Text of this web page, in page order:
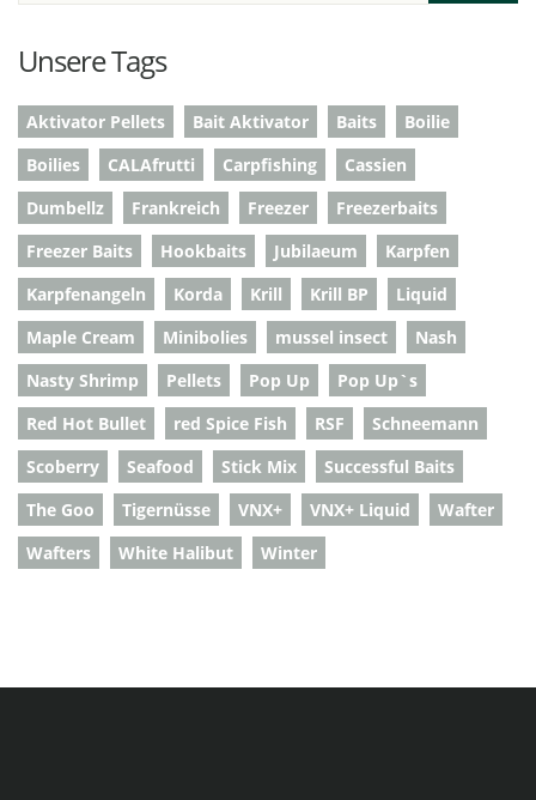
Unsere Tags
Aktivator Pellets Bait Aktivator Baits
Boilie
Boilies
CALAfrutti Carpfishing
Cassien
Dumbellz
Frankreich Freezer
Freezerbaits
Freezer Baits
Hookbaits Jubilaeum
Karpfen
Karpfenangeln
Korda Krill Krill BP
Liquid
Maple Cream
Minibolies mussel insect
Nash
Nasty Shrimp
Pellets Pop Up
Pop Up`s
Red Hot Bullet
red Spice Fish RSF
Schneemann
Scoberry
Seafood Stick Mix
Successful Baits
The Goo
Tigernüsse VNX+ VNX+ Liquid
Wafter
Wafters
White Halibut Winter